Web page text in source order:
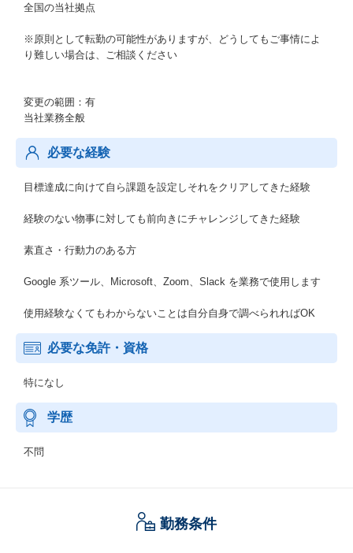
全国の当社拠点
※原則として転勤の可能性がありますが、どうしてもご事情によ
り難しい場合は、ご相談ください
変更の範囲：有
当社業務全般
必要な経験
目標達成に向けて自ら課題を設定しそれをクリアしてきた経験
経験のない物事に対しても前向きにチャレンジしてきた経験
素直さ・行動力のある方
Google 系ツール、Microsoft、Zoom、Slack を業務で使用します
使用経験なくてもわからないことは自分自身で調べられればOK
必要な免許・資格
特になし
学歴
不問
勤務条件